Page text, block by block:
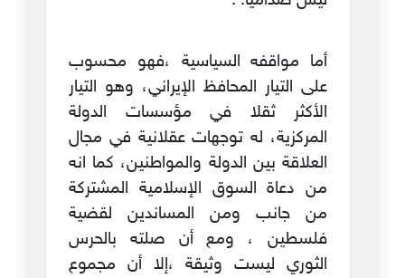
أما مواقفه السياسية ،فهو محسوب
على التيار المحافظ الإيراني، وهو التيار
الأكثر ثقلا في مؤسسات الدولة
المركزية، له توجهات عقلانية في مجال
العلاقة بين الدولة والمواطنين، كما انه
من دعاة السوق الإسلامية المشتركة
من جانب ومن المساندين لقضية
فلسطين ، ومع أن صلته بالحرس
الثوري ليست وثيقة ،إلا أن مجموع